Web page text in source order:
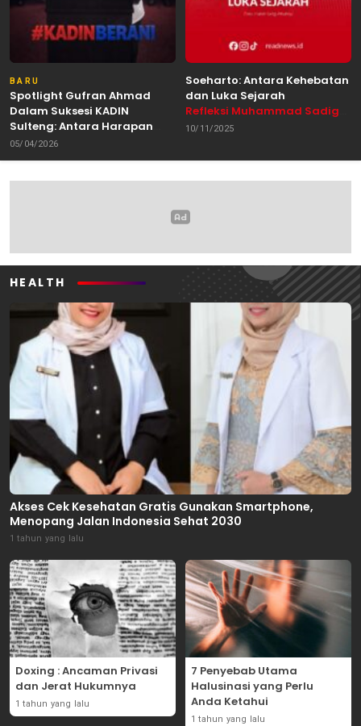
BARU
Spotlight Gufran Ahmad
Dalam Suksesi KADIN
Sulteng: Antara Harapan
dan Kebutuhan Perubahan
Oleh: Anshar Munir
05/04/2026
Soeharto: Antara Kehebatan
dan Luka Sejarah
Refleksi Muhammad Sadig
Alhabsyie, Akademisi UIN
Pemerhati Gerakan
10/11/2025
HEALTH
Akses Cek Kesehatan Gratis Gunakan Smartphone,
Menopang Jalan Indonesia Sehat 2030
1 tahun yang lalu
Doxing : Ancaman Privasi
dan Jerat Hukumnya
1 tahun yang lalu
7 Penyebab Utama
Halusinasi yang Perlu
Anda Ketahui
1 tahun yang lalu